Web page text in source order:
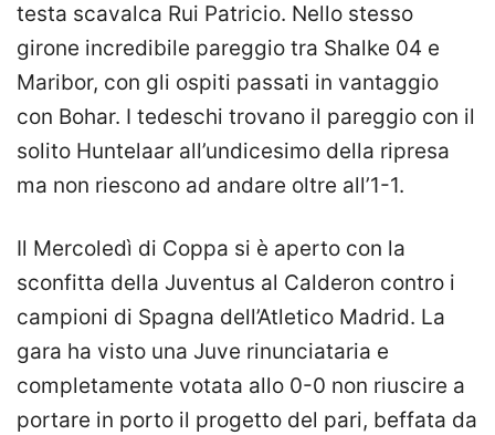
testa scavalca Rui Patricio. Nello stesso
girone incredibile pareggio tra Shalke 04 e
Maribor, con gli ospiti passati in vantaggio
con Bohar. I tedeschi trovano il pareggio con il
solito Huntelaar all’undicesimo della ripresa
ma non riescono ad andare oltre all’1-1.
Il Mercoledì di Coppa si è aperto con la
sconfitta della Juventus al Calderon contro i
campioni di Spagna dell’Atletico Madrid. La
gara ha visto una Juve rinunciataria e
completamente votata allo 0-0 non riuscire a
portare in porto il progetto del pari, beffata da